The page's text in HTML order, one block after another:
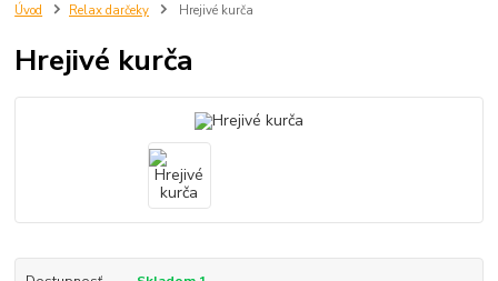
Úvod Relax darčeky Hrejivé kurča
Hrejivé kurča